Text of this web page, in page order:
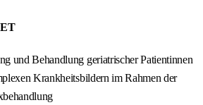
und Behandlung geriatrischer Patientinnen
Krankheitsbildern im Rahmen der